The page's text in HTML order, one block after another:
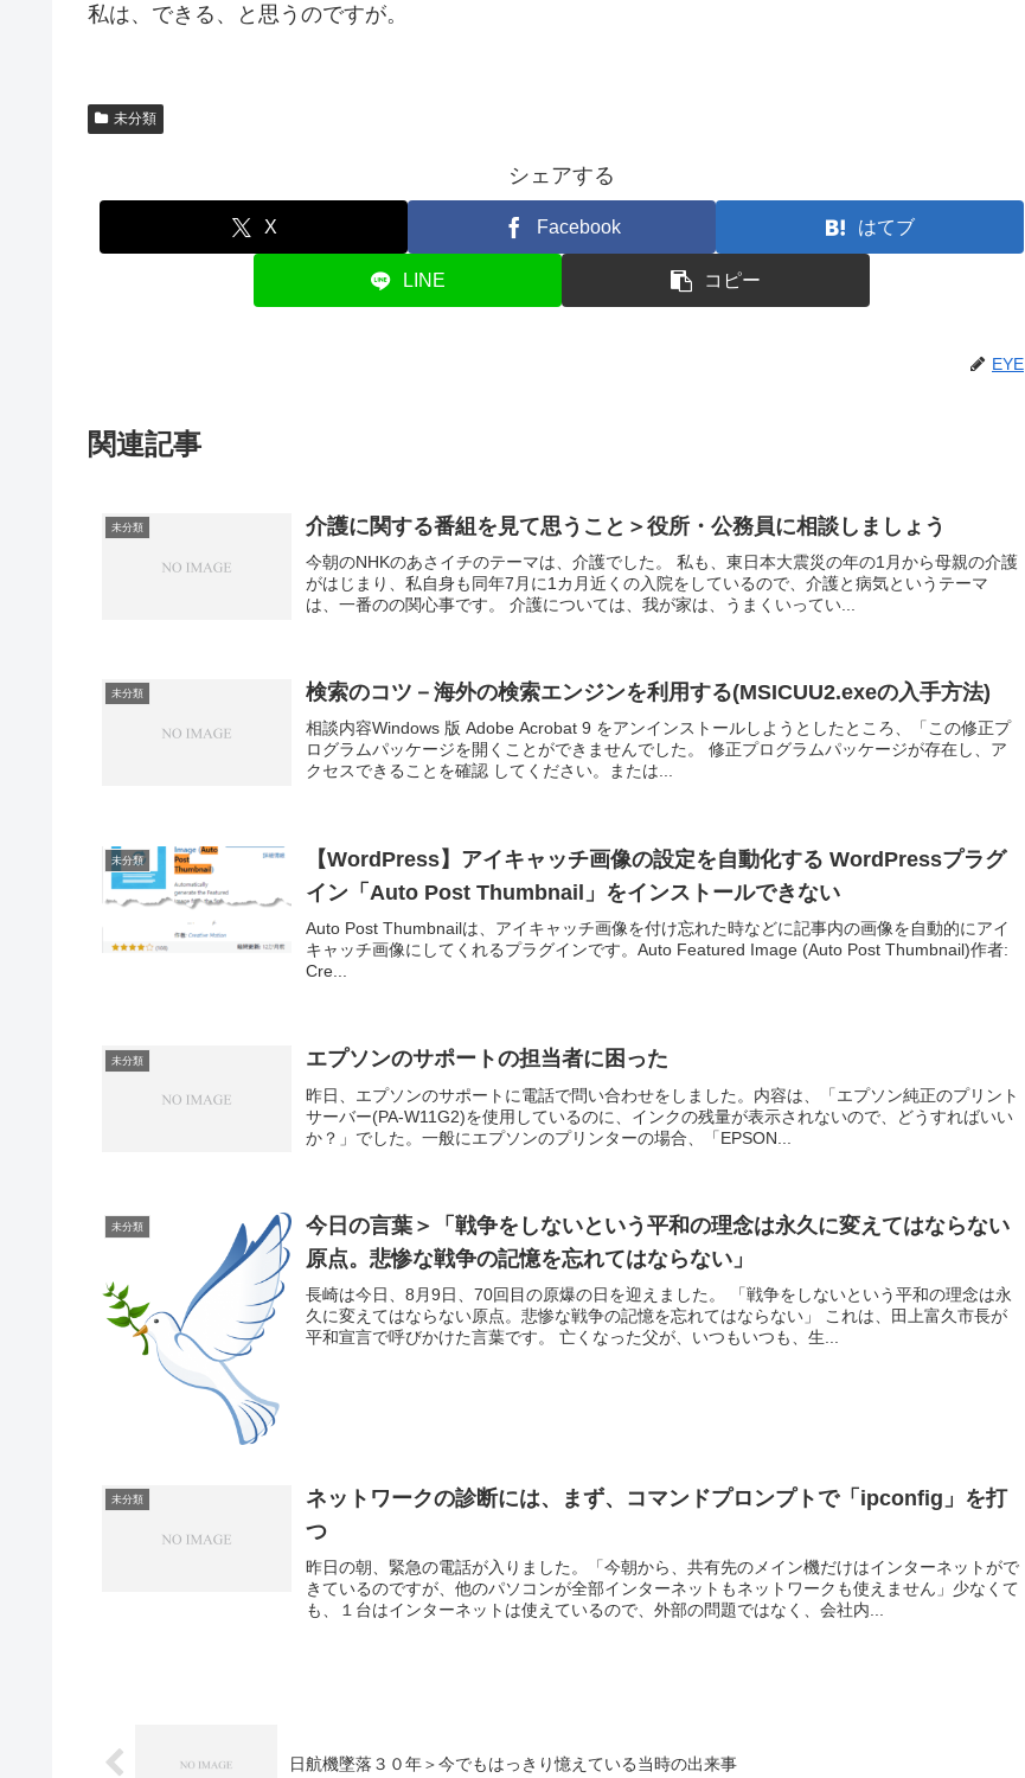
私は、できる、と思うのですが。
未分類
シェアする
X Facebook はてブ
LINE コピー
EYE
関連記事
未分類 介護に関する番組を見て思うこと＞役所・公務員に相談しましょう
今朝のNHKのあさイチのテーマは、介護でした。 私も、東日本大震災の年の1月から母親の介護
がはじまり、私自身も同年7月に1カ月近くの入院をしているので、介護と病気というテーマ
は、一番のの関心事です。 介護については、我が家は、うまくいってい...
未分類 検索のコツ－海外の検索エンジンを利用する(MSICUU2.exeの入手方法)
相談内容Windows 版 Adobe Acrobat 9 をアンインストールしようとしたところ、「この修正プ
ログラムパッケージを開くことができませんでした。 修正プログラムパッケージが存在し、ア
クセスできることを確認 してください。または...
未分類
【WordPress】アイキャッチ画像の設定を自動化する WordPressプラグ
イン「Auto Post Thumbnail」をインストールできない
Auto Post Thumbnailは、アイキャッチ画像を付け忘れた時などに記事内の画像を自動的にアイ
キャッチ画像にしてくれるプラグインです。Auto Featured Image (Auto Post Thumbnail)作者:
Cre...
未分類 エプソンのサポートの担当者に困った
昨日、エプソンのサポートに電話で問い合わせをしました。内容は、「エプソン純正のプリント
サーバー(PA-W11G2)を使用しているのに、インクの残量が表示されないので、どうすればいい
か？」でした。一般にエプソンのプリンターの場合、「EPSON...
未分類
今日の言葉＞「戦争をしないという平和の理念は永久に変えてはならない
原点。悲惨な戦争の記憶を忘れてはならない」
長崎は今日、8月9日、70回目の原爆の日を迎えました。 「戦争をしないという平和の理念は永
久に変えてはならない原点。悲惨な戦争の記憶を忘れてはならない」 これは、田上富久市長が
平和宣言で呼びかけた言葉です。 亡くなった父が、いつもいつも、生...
未分類
ネットワークの診断には、まず、コマンドプロンプトで「ipconfig」を打
つ
昨日の朝、緊急の電話が入りました。「今朝から、共有先のメイン機だけはインターネットがで
きているのですが、他のパソコンが全部インターネットもネットワークも使えません」少なくて
も、１台はインターネットは使えているので、外部の問題ではなく、会社内...
日航機墜落３０年＞今でもはっきり憶えている当時の出来事